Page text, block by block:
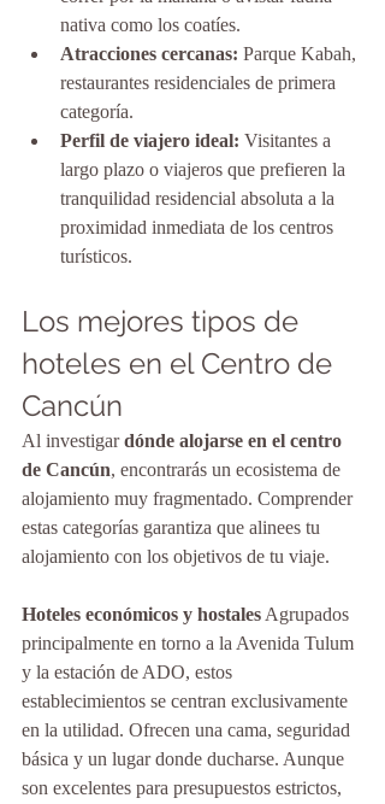
nativa como los coatíes.
Atracciones cercanas: Parque Kabah,
restaurantes residenciales de primera
categoría.
Perfil de viajero ideal: Visitantes a
largo plazo o viajeros que prefieren la
tranquilidad residencial absoluta a la
proximidad inmediata de los centros
turísticos.
Los mejores tipos de
hoteles en el Centro de
Cancún
Al investigar dónde alojarse en el centro
de Cancún, encontrarás un ecosistema de
alojamiento muy fragmentado. Comprender
estas categorías garantiza que alinees tu
alojamiento con los objetivos de tu viaje.
Hoteles económicos y hostales Agrupados
principalmente en torno a la Avenida Tulum
y la estación de ADO, estos
establecimientos se centran exclusivamente
en la utilidad. Ofrecen una cama, seguridad
básica y un lugar donde ducharse. Aunque
son excelentes para presupuestos estrictos,